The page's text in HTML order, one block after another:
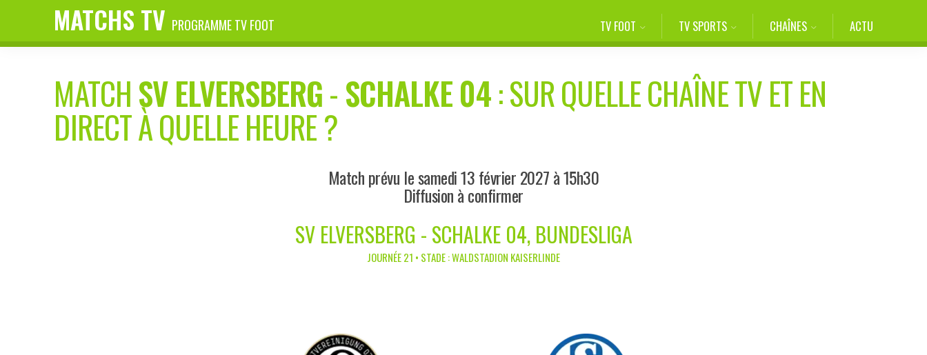
MATCHS TV PROGRAMME TV FOOT TV FOOT TV SPORTS CHAÎNES ACTU
MATCHSV ELVERSBERG-SCHALKE 04: SUR QUELLE CHAÎNE TV ET EN
DIRECT À QUELLE HEURE ?
Match prévu le samedi 13 février 2027 à 15h30
Diffusion à confirmer
SV ELVERSBERG - SCHALKE 04, BUNDESLIGA
JOURNÉE 21 • STADE : WALDSTADION KAISERLINDE